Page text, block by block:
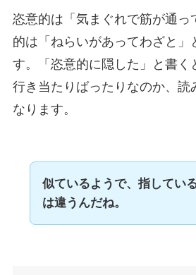
恣意的は「気まぐれで筋が通っ
的は「ねらいがあってわざと」
す。「恣意的に隠した」と書く
行き当たりばったりなのか、読
なります。
似ているようで、指してい
は違うんだね。